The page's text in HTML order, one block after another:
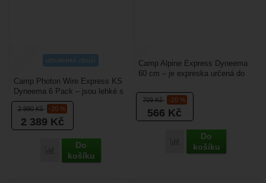
ultralehké zboží
2 990Kč -20 %
2 389 Kč
Přidat 'Camp Photon Wire Express KS Dyneema 6 Pack' k
Do
košíku
Camp Photon Wire Express KS
Dyneema 6 Pack – jsou lehké s
drátěným zámkem, která mají
výhodu v tom, že...
709Kč -20 %
566 Kč
Přidat 'Camp Alpine
Do
košíku
Camp Alpine Express Dyneema
60 cm – je expreska určená do
lezení, kde je...